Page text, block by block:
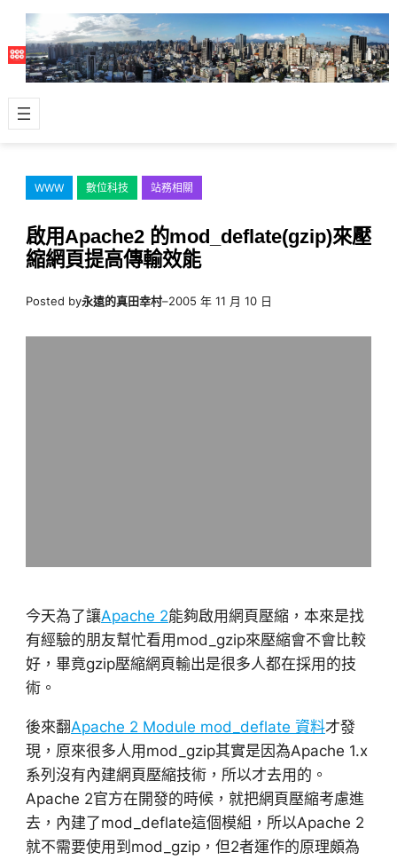
主
容
WWW 數位科技 站務相關
啟用Apache2 的mod_deflate(gzip)來壓
縮網頁提高傳輸效能
Posted by永遠的真田幸村–2005 年 11 月 10 日
今天為了讓Apache 2能夠啟用網頁壓縮，本來是找
有經驗的朋友幫忙看用mod_gzip來壓縮會不會比較
好，畢竟gzip壓縮網頁輸出是很多人都在採用的技
術。
後來翻Apache 2 Module mod_deflate 資料才發
現，原來很多人用mod_gzip其實是因為Apache 1.x
系列沒有內建網頁壓縮技術，所以才去用的。
Apache 2官方在開發的時候，就把網頁壓縮考慮進
去，內建了mod_deflate這個模組，所以Apache 2
就不需要使用到mod_gzip，但2者運作的原理頗為